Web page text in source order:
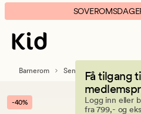
Bow
sengesett
rosa
banner.
Klikk
ESCAPE
pause.
Få tilgang
Logg inn eller
fra 799,- og
Barnerom Sengetøy barn og baby
-40%